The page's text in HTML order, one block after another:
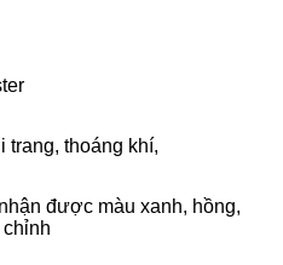
trang, thoáng khí,
được màu xanh, hồng,